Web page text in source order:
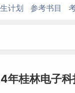
计划 参考书目
年桂林电子